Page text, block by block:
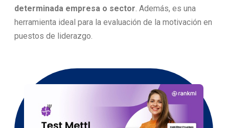
determinada empresa o sector. Además, es una
herramienta ideal para la evaluación de la motivación en
puestos de liderazgo.